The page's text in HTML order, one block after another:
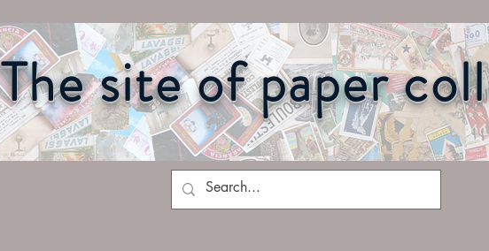
The site of paper